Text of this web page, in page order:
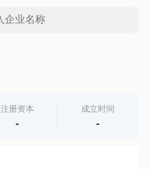
注册资本
-
成立时间
-